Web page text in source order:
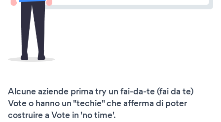
Alcune aziende prima try un fai-da-te (fai da te)
Vote o hanno un "techie" che afferma di poter
costruire a Vote in 'no time'.